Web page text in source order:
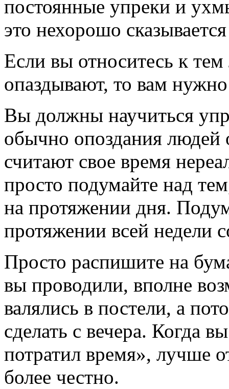
постоянные упреки и
это нехорошо
Если вы относитесь к
опаздывают, то вам
Вы должны научиться
обычно опоздания людей
считают свое время
просто подумайте над
на протяжении дня.
протяжении всей недели
Просто распишите на
вы проводили, вполне
валялись в постели, а
сделать с вечера. Когда
потратил время», лучше
более честно.